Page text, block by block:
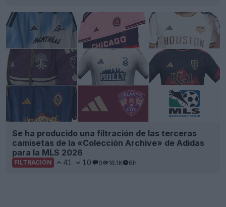
Se ha producido una filtración de las terceras
camisetas de la «Colección Archive» de Adidas
para la MLS 2026
FILTRACIÓN 41 10 0 16.1K 6h